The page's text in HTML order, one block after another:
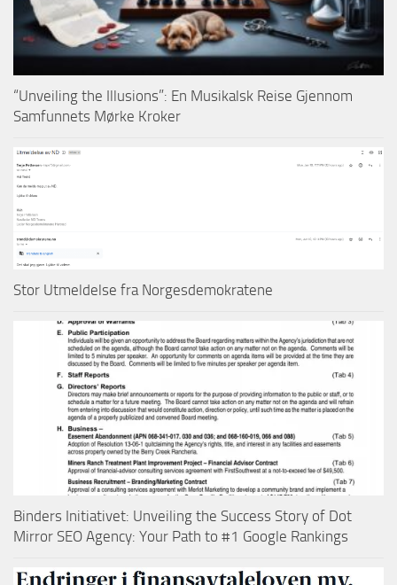
“Unveiling the Illusions”: En Musikalsk Reise Gjennom
Samfunnets Mørke Kroker
Stor Utmeldelse fra Norgesdemokratene
Binders Initiativet: Unveiling the Success Story of Dot
Mirror SEO Agency: Your Path to #1 Google Rankings